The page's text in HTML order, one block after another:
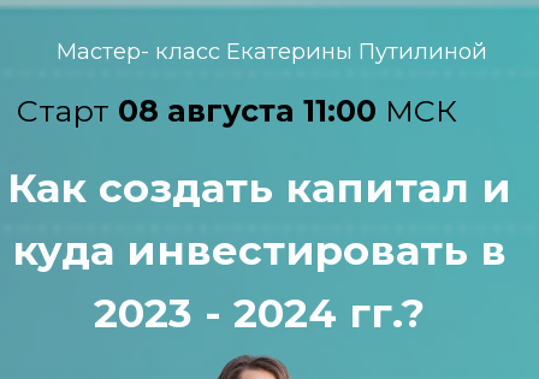
Как создать капитал и
куда инвестировать в